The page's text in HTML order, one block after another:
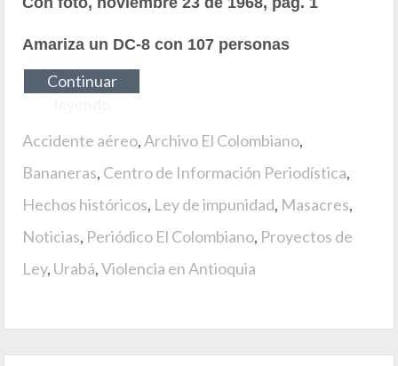
Amariza un DC-8 con 107 personas
Continuar
Accidente aéreo,Archivo El Colombiano,
Bananeras, Centro de Información Periodística,
Hechos históricos, Ley de impunidad, Masacres,
Noticias, Periódico El Colombiano, Proyectos de
Ley, Urabá,Violencia en Antioquia